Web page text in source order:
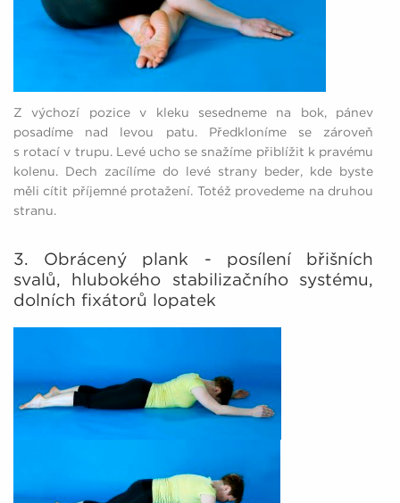
Z výchozí pozice v kleku sesedneme na bok, pánev
posadíme nad levou patu. Předkloníme se zároveň
s rotací v trupu. Levé ucho se snažíme přiblížit k pravému
kolenu. Dech zacílíme do levé strany beder, kde byste
měli cítit příjemné protažení. Totéž provedeme na druhou
stranu.
3. Obrácený plank - posílení břišních
svalů, hlubokého stabilizačního systému,
dolních fixátorů lopatek